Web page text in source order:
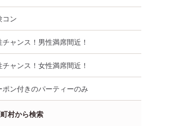
コン
チャンス！男性満席間近！
チャンス！女性満席間近！
ポン付きのパーティーのみ
村から検索